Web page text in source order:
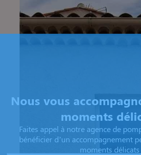
Nous vous
moments
Faites appel à notre agence de
bénéficier d’un accompagnement
moments délicats